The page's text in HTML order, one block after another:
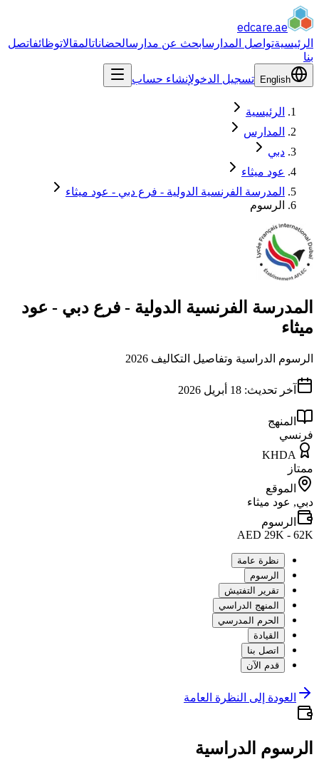
edcare.ae
الرئيسيةتواصل المدارسابحث عن مدارسالحضاناتالمقالاتوظائفاتصل
بنا
English تسجيل الدخولإنشاء حساب
الرئيسية
المدارس
دبي
عود ميثاء
المدرسة الفرنسية الدولية - فرع دبي - عود ميثاء
الرسوم
المدرسة الفرنسية الدولية - فرع دبي - عود
ميثاء
الرسوم الدراسية وتفاصيل التكاليف 2026
آخر تحديث: 18 أبريل 2026
المنهج
فرنسي
KHDA
ممتاز
الموقع
دبي, عود ميثاء
الرسوم
AED 29K - 62K
نظرة عامة
الرسوم
تقرير التفتيش
المنهج الدراسي
الحرم المدرسي
القيادة
اتصل بنا
قدم الآن
العودة إلى النظرة العامة
الرسوم الدراسية